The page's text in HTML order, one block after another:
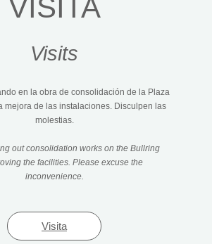
VISITA
Visits
en la obra de consolidación de la Plaza
mejora de las instalaciones. Disculpen las
molestias.
out consolidation works on the Bullring
the facilities. Please excuse the
inconvenience.
Visita